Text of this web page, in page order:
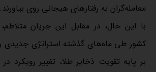
معامله‌گران به رفتارهای هیجانی روی بیاورند.
با این حال، در مقابل این جریان
کشور طی ماه‌های گذشته استراتژی جدیدی
بر پایه تقویت ذخایر طلا، تغییر رویکرد در